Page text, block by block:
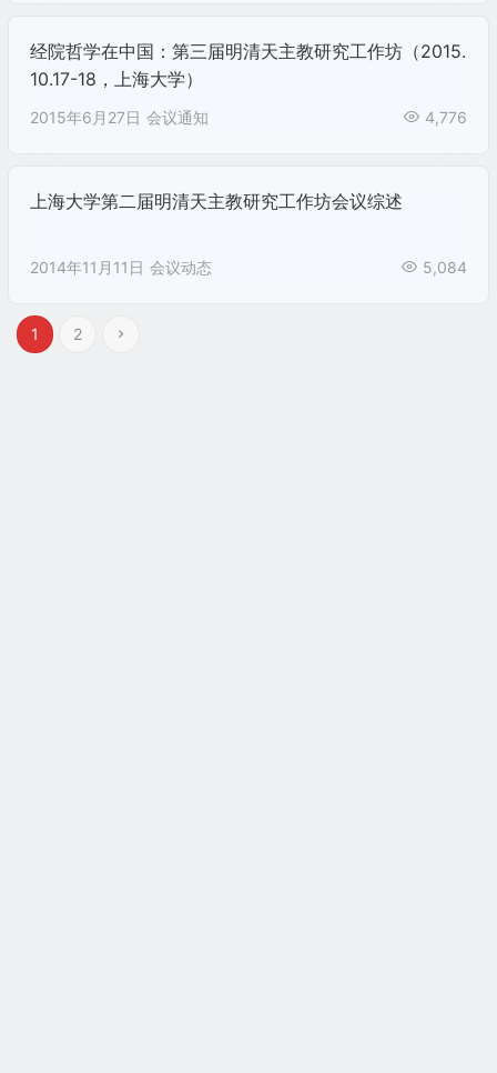
经院哲学在中国：第三届明清天主教研究工作坊（2015.
10.17-18，上海大学）
2015年6月27日 会议通知 4,776
上海大学第二届明清天主教研究工作坊会议综述
2014年11月11日 会议动态 5,084
1 2